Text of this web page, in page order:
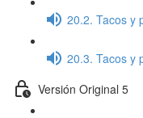
20.2. Tacos y
20.3. Tacos y
Versión Original 5